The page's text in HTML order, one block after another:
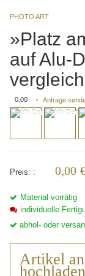
PHOTO ART
»Platz
auf Alu-
0.00 Anfrage
Preis: 0,00
Material vorrätig
individuelle
abhol- oder
Artikel
hochladen